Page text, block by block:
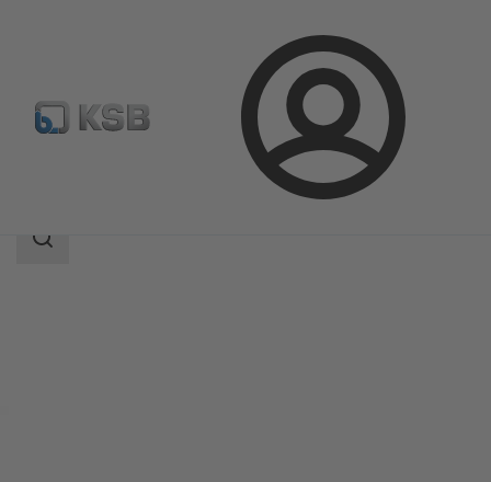
Login
MultiEco
Suchbereich